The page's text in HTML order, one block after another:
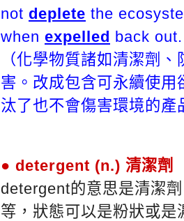
not deplete the
when expelled back out.
（化學物質諸如清潔劑
害。改成包含可永續使
汰了也不會傷害環境的產
● detergent (n.) 清潔劑
detergent的意思是清潔
等，狀態可以是粉狀或